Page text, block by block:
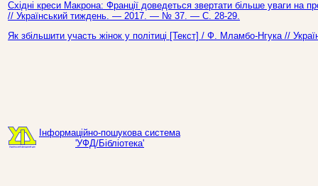
Східні креси Макрона: Франції доведеться звертати більше уваги на
// Український тиждень. — 2017. — № 37. — С. 28-29.
Як збільшити участь жінок у політиці [Текст] / Ф. Мламбо-Нгука //
Інформаційно-пошукова система
'УФД/Бібліотека'